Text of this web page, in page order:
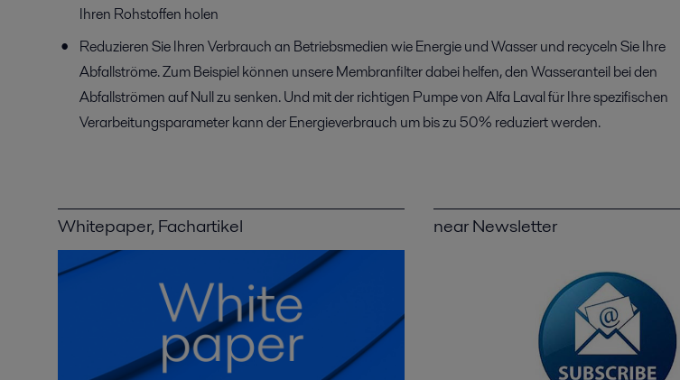
Ihren Rohstoffen holen
Reduzieren Sie Ihren Verbrauch an Betriebsmedien wie Energie und Wasser und recyceln Sie Ihre
Abfallströme. Zum Beispiel können unsere Membranfilter dabei helfen, den Wasseranteil bei den
Abfallströmen auf Null zu senken. Und mit der richtigen Pumpe von Alfa Laval für Ihre spezifischen
Verarbeitungsparameter kann der Energieverbrauch um bis zu 50% reduziert werden.
Whitepaper, Fachartikel near Newsletter